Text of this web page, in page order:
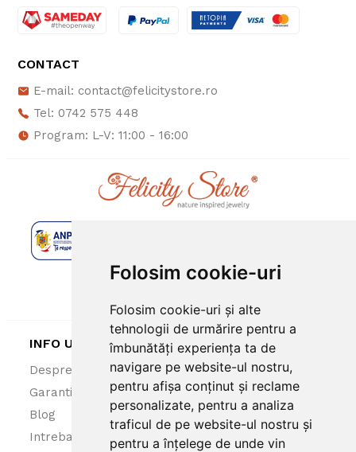
Folosim cookie-uri
Folosim cookie-uri și alte
tehnologii de urmărire pentru a
îmbunătăți experiența ta de
navigare pe website-ul nostru,
pentru afișa conținut și reclame
personalizate, pentru a analiza
traficul de pe website-ul nostru și
pentru a înțelege de unde vin
CONTACT
E-mail: contact@felicitystore.ro
Tel: 0742 575 448
Program: L-V: 11:00 - 16:00
INFO UTILE
Despre noi
Garantie 100%
Blog
Intrebari frecvente
ANPC
Politica cookies
Politica confidentialitate
Termeni si conditii